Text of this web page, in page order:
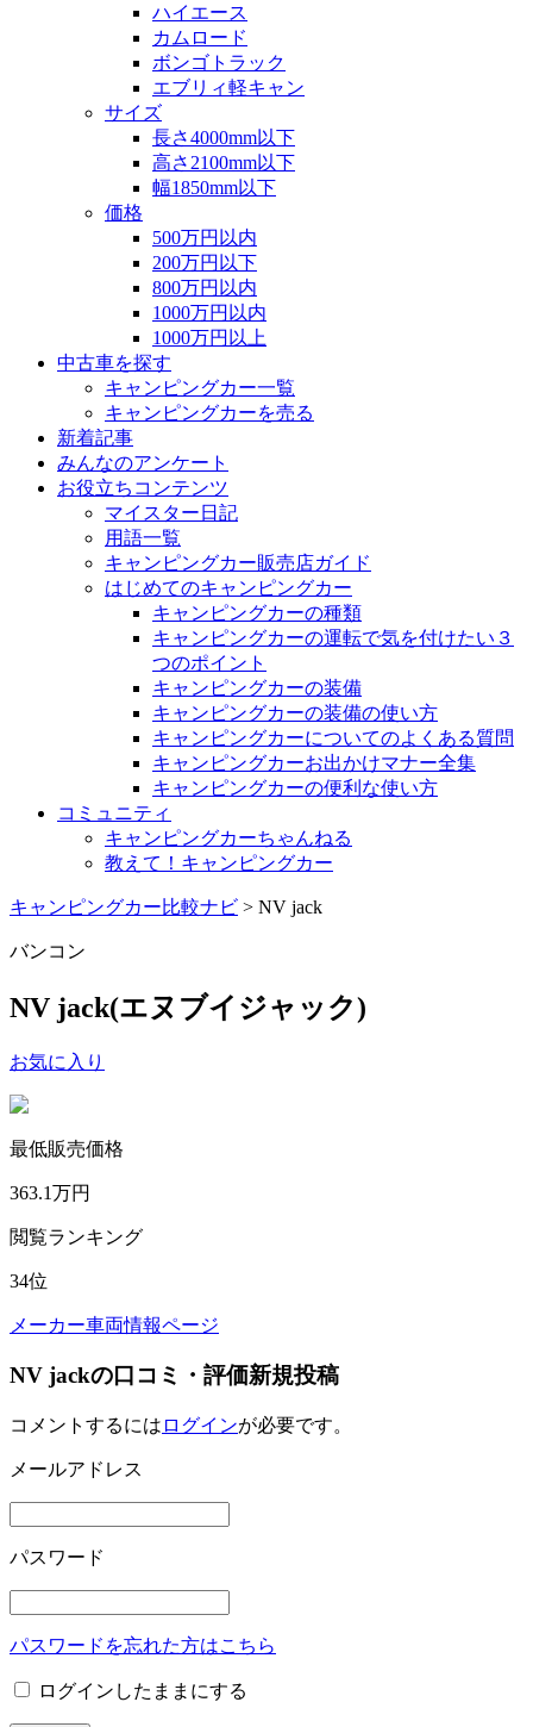
ハイエース
カムロード
ボンゴトラック
エブリィ軽キャン
サイズ
長さ4000mm以下
高さ2100mm以下
幅1850mm以下
価格
500万円以内
200万円以下
800万円以内
1000万円以内
1000万円以上
中古車を探す
キャンピングカー一覧
キャンピングカーを売る
新着記事
みんなのアンケート
お役立ちコンテンツ
マイスター日記
用語一覧
キャンピングカー販売店ガイド
はじめてのキャンピングカー
キャンピングカーの種類
キャンピングカーの運転で気を付けたい３
つのポイント
キャンピングカーの装備
キャンピングカーの装備の使い方
キャンピングカーについてのよくある質問
キャンピングカーお出かけマナー全集
キャンピングカーの便利な使い方
コミュニティ
キャンピングカーちゃんねる
教えて！キャンピングカー
キャンピングカー比較ナビ > NV jack
バンコン
NV jack(エヌブイジャック)
お気に入り
最低販売価格
363.1万円
閲覧ランキング
34位
メーカー車両情報ページ
NV jackの口コミ・評価新規投稿
コメントするには ログインが必要です。
メールアドレス
パスワード
パスワードを忘れた方はこちら
ログインしたままにする